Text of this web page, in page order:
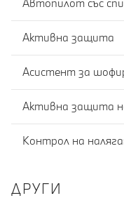
Автопилот със
Активна защита
Асистент за
Активна защита
Контрол на
ДРУГИ